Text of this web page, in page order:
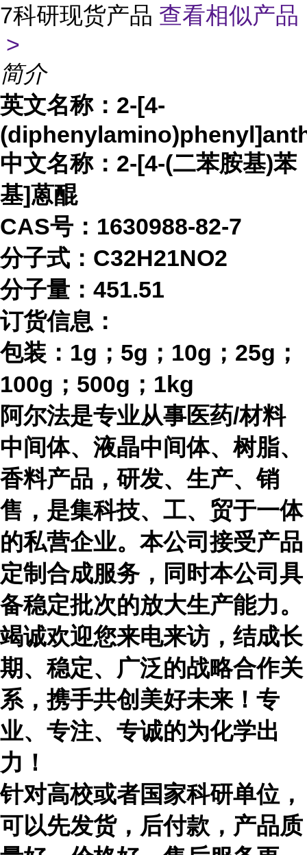
7科研现货产品 查看相似产品
>
简介
英文名称： 2-[4-
中文名称： 2-[4-(二苯胺基)苯
基]蒽醌
CAS号：1630988-82-7
分子式： C32H21NO2
分子量： 451.51
订货信息：
包装： 1g；5g；10g；25g；
100g；500g；1kg
阿尔法是专业从事医药/材料
中间体、液晶中间体、树脂、
香料产品，研发、生产、销
售，是集科技、工、贸于一体
的私营企业。本公司接受产品
定制合成服务，同时本公司具
备稳定批次的放大生产能力。
竭诚欢迎您来电来访，结成长
期、稳定、广泛的战略合作关
系，携手共创美好未来！专
业、专注、专诚的为化学出
力！
针对高校或者国家科研单位，
可以先发货，后付款，产品质